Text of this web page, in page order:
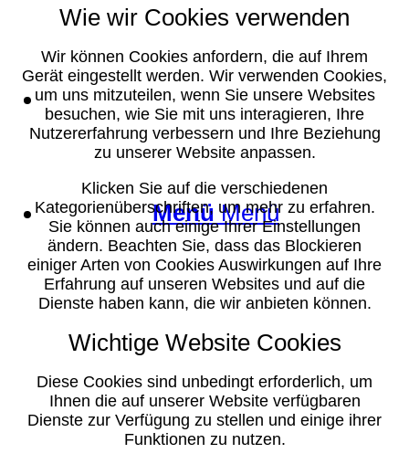
Suche
Menü Menü
Wie wir Cookies verwenden
Wir können Cookies anfordern, die auf Ihrem
Gerät eingestellt werden. Wir verwenden Cookies,
um uns mitzuteilen, wenn Sie unsere Websites
besuchen, wie Sie mit uns interagieren, Ihre
Nutzererfahrung verbessern und Ihre Beziehung
zu unserer Website anpassen.
Klicken Sie auf die verschiedenen
Kategorienüberschriften, um mehr zu erfahren.
Sie können auch einige Ihrer Einstellungen
ändern. Beachten Sie, dass das Blockieren
einiger Arten von Cookies Auswirkungen auf Ihre
Erfahrung auf unseren Websites und auf die
Dienste haben kann, die wir anbieten können.
Wichtige Website Cookies
Diese Cookies sind unbedingt erforderlich, um
Ihnen die auf unserer Website verfügbaren
Dienste zur Verfügung zu stellen und einige ihrer
Funktionen zu nutzen.